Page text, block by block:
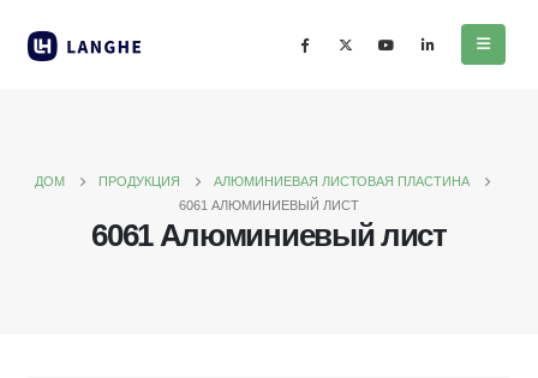
ДОМ ПРОДУКЦИЯ
АЛЮМИНИЕВАЯ ЛИСТОВАЯ ПЛАСТИНА
6061 АЛЮМИНИЕВЫЙ ЛИСТ
6061 Алюминиевый лист